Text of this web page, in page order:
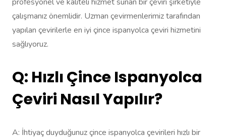
çalışmanız önemlidir. Uzman çevirmenlerimiz tarafından
yapılan çevirilerle en iyi çince ispanyolca çeviri hizmetini
sağlıyoruz.
Q: Hızlı Çince Ispanyolca
Çeviri Nasıl Yapılır?
A: İhtiyaç duyduğunuz çince ispanyolca çevirileri hızlı bir